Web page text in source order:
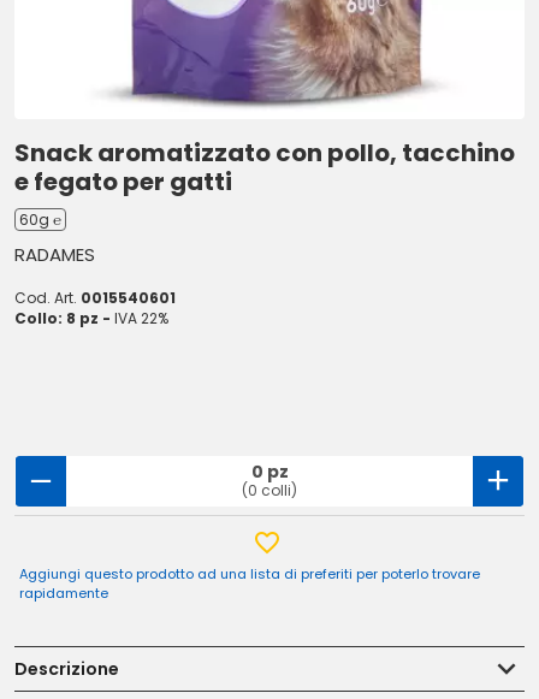
Snack aromatizzato con pollo, tacchino
e fegato per gatti
60g ℮
RADAMES
Cod. Art. 0015540601
Collo: 8 pz - IVA 22%
0 pz
(0 colli)
Aggiungi questo prodotto ad una lista di preferiti per poterlo trovare
rapidamente
Descrizione